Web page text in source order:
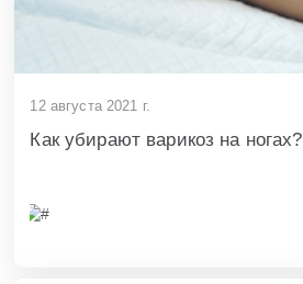
12 августа 2021 г.
Как убирают варикоз на ногах?